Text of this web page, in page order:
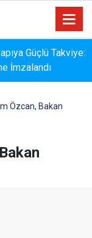
Güçlü Takviye:
İmzalandı
Gelişim Ligi
Özcan, Bakan